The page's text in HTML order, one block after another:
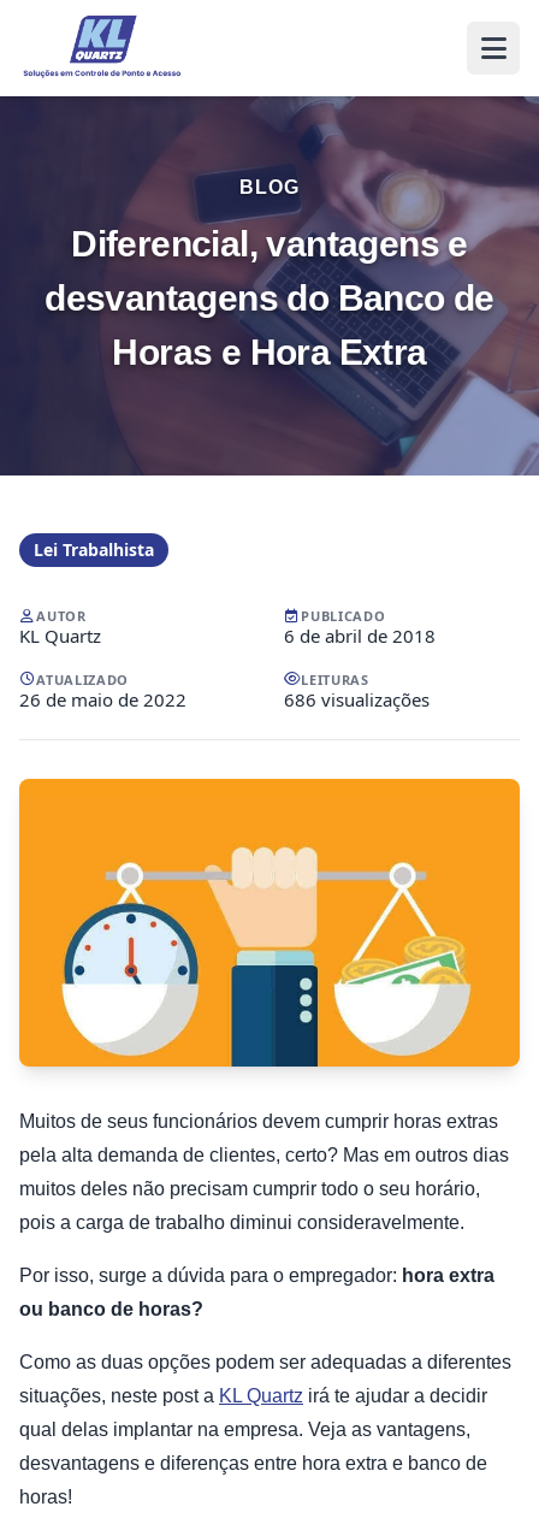
BLOG
Diferencial, vantagens e
desvantagens do Banco de
Horas e Hora Extra
Lei Trabalhista
AUTOR
KL Quartz
PUBLICADO
6 de abril de 2018
ATUALIZADO
26 de maio de 2022
LEITURAS
686 visualizações
Muitos de seus funcionários devem cumprir horas extras
pela alta demanda de clientes, certo? Mas em outros dias
muitos deles não precisam cumprir todo o seu horário,
pois a carga de trabalho diminui consideravelmente.
Por isso, surge a dúvida para o empregador: hora extra
ou banco de horas?
Como as duas opções podem ser adequadas a diferentes
situações, neste post a KL Quartz irá te ajudar a decidir
qual delas implantar na empresa. Veja as vantagens,
desvantagens e diferenças entre hora extra e banco de
horas!